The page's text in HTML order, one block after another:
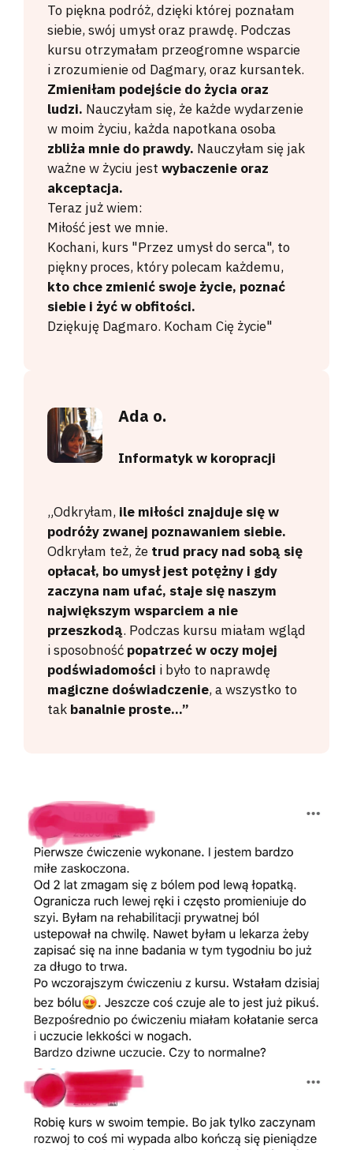
To piękna podróż, dzięki której poznałam
siebie, swój umysł oraz prawdę. Podczas
kursu otrzymałam przeogromne wsparcie
i zrozumienie od Dagmary, oraz kursantek.
Zmieniłam podejście do życia oraz
ludzi. Nauczyłam się, że każde wydarzenie
w moim życiu, każda napotkana osoba
zbliża mnie do prawdy. Nauczyłam się jak
ważne w życiu jest wybaczenie oraz
akceptacja.
Teraz już wiem:
Miłość jest we mnie.
Kochani, kurs "Przez umysł do serca", to
piękny proces, który polecam każdemu,
kto chce zmienić swoje życie, poznać
siebie i żyć w obfitości.
Dziękuję Dagmaro. Kocham Cię życie"
„Odkryłam, ile miłości znajduje się w
podróży zwanej poznawaniem siebie.
Odkryłam też, że trud pracy nad sobą się
opłacał, bo umysł jest potężny i gdy
zaczyna nam ufać, staje się naszym
największym wsparciem a nie
przeszkodą. Podczas kursu miałam wgląd
i sposobność popatrzeć w oczy mojej
podświadomości i było to naprawdę
magiczne doświadczenie, a wszystko to
tak banalnie proste…”
Ada o.
Informatyk w koropracji